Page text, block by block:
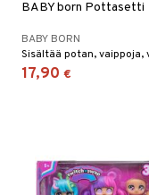
BABY born Pottasetti
BABY BORN
17,90 €